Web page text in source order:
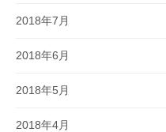
2018年7月
2018年6月
2018年5月
2018年4月